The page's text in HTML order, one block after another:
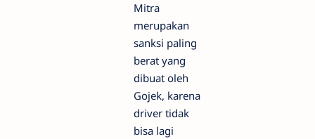
Mitra
merupakan
sanksi paling
berat yang
dibuat oleh
Gojek, karena
driver tidak
bisa lagi